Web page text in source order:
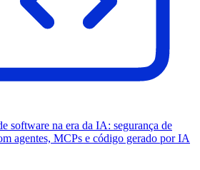
software na era da IA: segurança de
agentes, MCPs e código gerado por IA